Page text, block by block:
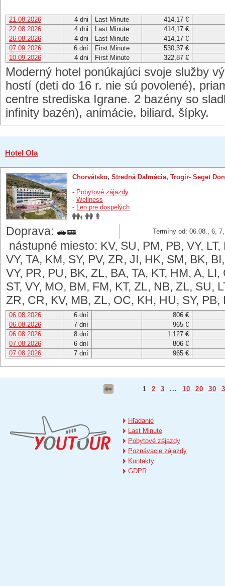
21.08.2026 4 dni Last Minute
414,17 €
22.08.2026
4 dni Last Minute
414,17 €
26.08.2026
4 dni Last Minute
414,17 €
07.09.2026
6 dní First Minute
530,37 €
10.09.2026
4 dni First Minute 322,87 €
Moderný hotel ponúkajúci svoje služby
hostí (deti do 16 r. nie sú povolené),
centre strediska Igrane. 2 bazény so
infinity bazén), animácie, biliard, šípky.
Hotel Ola
Chorvátsko, Stredná Dalmácia, Trogir- Seget
- Pobytové zájazdy
- Wellness
- Len pre dospelých
Doprava: Termíny od: 06.08., 6,
nástupné miesto: KV, SU, PM, PB, VY,
VY, TA, KM, SY, PV, ZR, JI, HK, SM, BK,
VY, PR, PU, BK, ZL, BA, TA, KT, HM, A,
ST, VY, MO, BM, FM, KT, ZL, NB, ZL, SU,
ZR, CR, KV, MB, ZL, OC, KH, HU, SY, PB,
06.08.2026 6 dní
806 €
06.08.2026
7 dní
965 €
06.08.2026
8 dní
1 127 €
07.08.2026
6 dní
806 €
07.08.2026
7 dní 965 €
1 2 3 ... 10 20 30
Hľadanie
Last Minute
Pobytové zájazdy
Poznávacie zájazdy
Kontakty
GDPR